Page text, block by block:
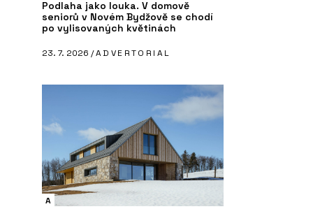
Podlaha jako louka. V domově
seniorů v Novém Bydžově se chodí
po vylisovaných květinách
23. 7. 2026 /ADVERTORIAL
A